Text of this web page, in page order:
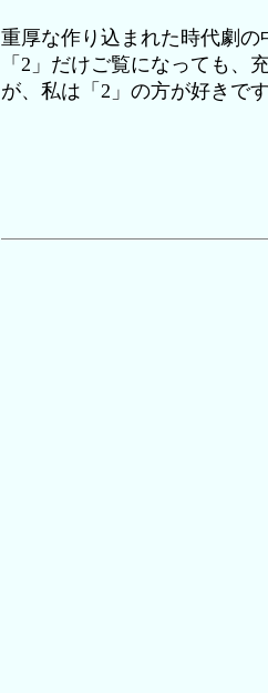
重厚な作り込まれた時代劇
「2」だけご覧になっても、
が、私は「2」の方が好きで